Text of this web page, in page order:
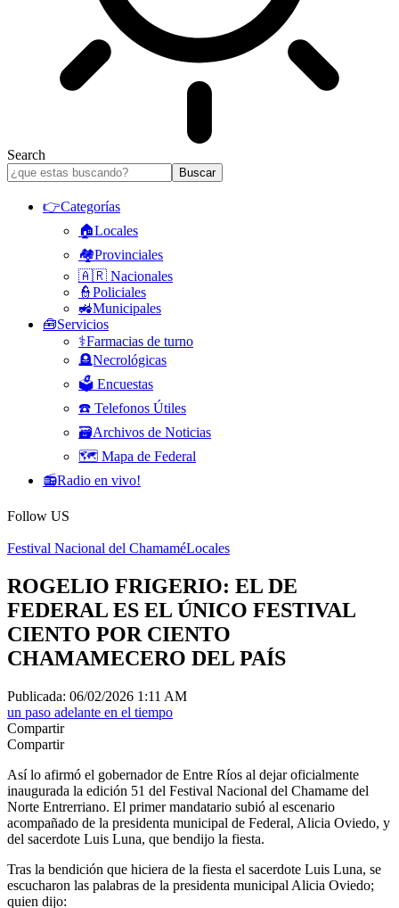
Search
👉Categorías
🏠Locales
🏘️Provinciales
🇦🇷 Nacionales
👮Policiales
🚜Municipales
🧰Servicios
⚕️Farmacias de turno
🪦Necrológicas
🗳️ Encuestas
☎️ Telefonos Útiles
🗃️Archivos de Noticias
🗺️ Mapa de Federal
📻Radio en vivo!
Follow US
Festival Nacional del ChamaméLocales
ROGELIO FRIGERIO: EL DE
FEDERAL ES EL ÚNICO FESTIVAL
CIENTO POR CIENTO
CHAMAMECERO DEL PAÍS
Publicada: 06/02/2026 1:11 AM
un paso adelante en el tiempo
Compartir
Compartir
Así lo afirmó el gobernador de Entre Ríos al dejar oficialmente
inaugurada la edición 51 del Festival Nacional del Chamame del
Norte Entrerriano. El primer mandatario subió al escenario
acompañado de la presidenta municipal de Federal, Alicia Oviedo, y
del sacerdote Luis Luna, que bendijo la fiesta.
Tras la bendición que hiciera de la fiesta el sacerdote Luis Luna, se
escucharon las palabras de la presidenta municipal Alicia Oviedo;
quien dijo: